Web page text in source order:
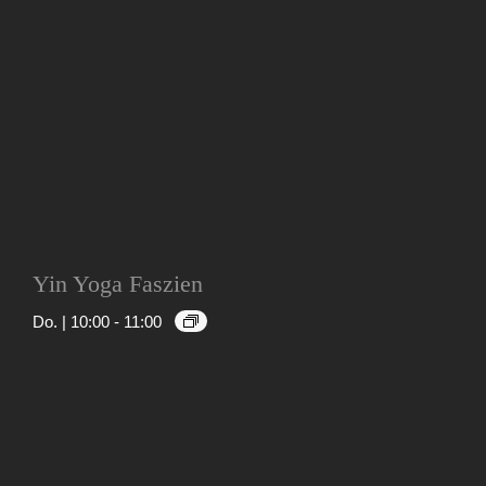
Yin Yoga Faszien
Do. | 10:00 - 11:00